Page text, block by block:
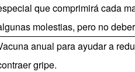
que comprimirá cada
molestias, pero no
anual para ayudar a
gripe.